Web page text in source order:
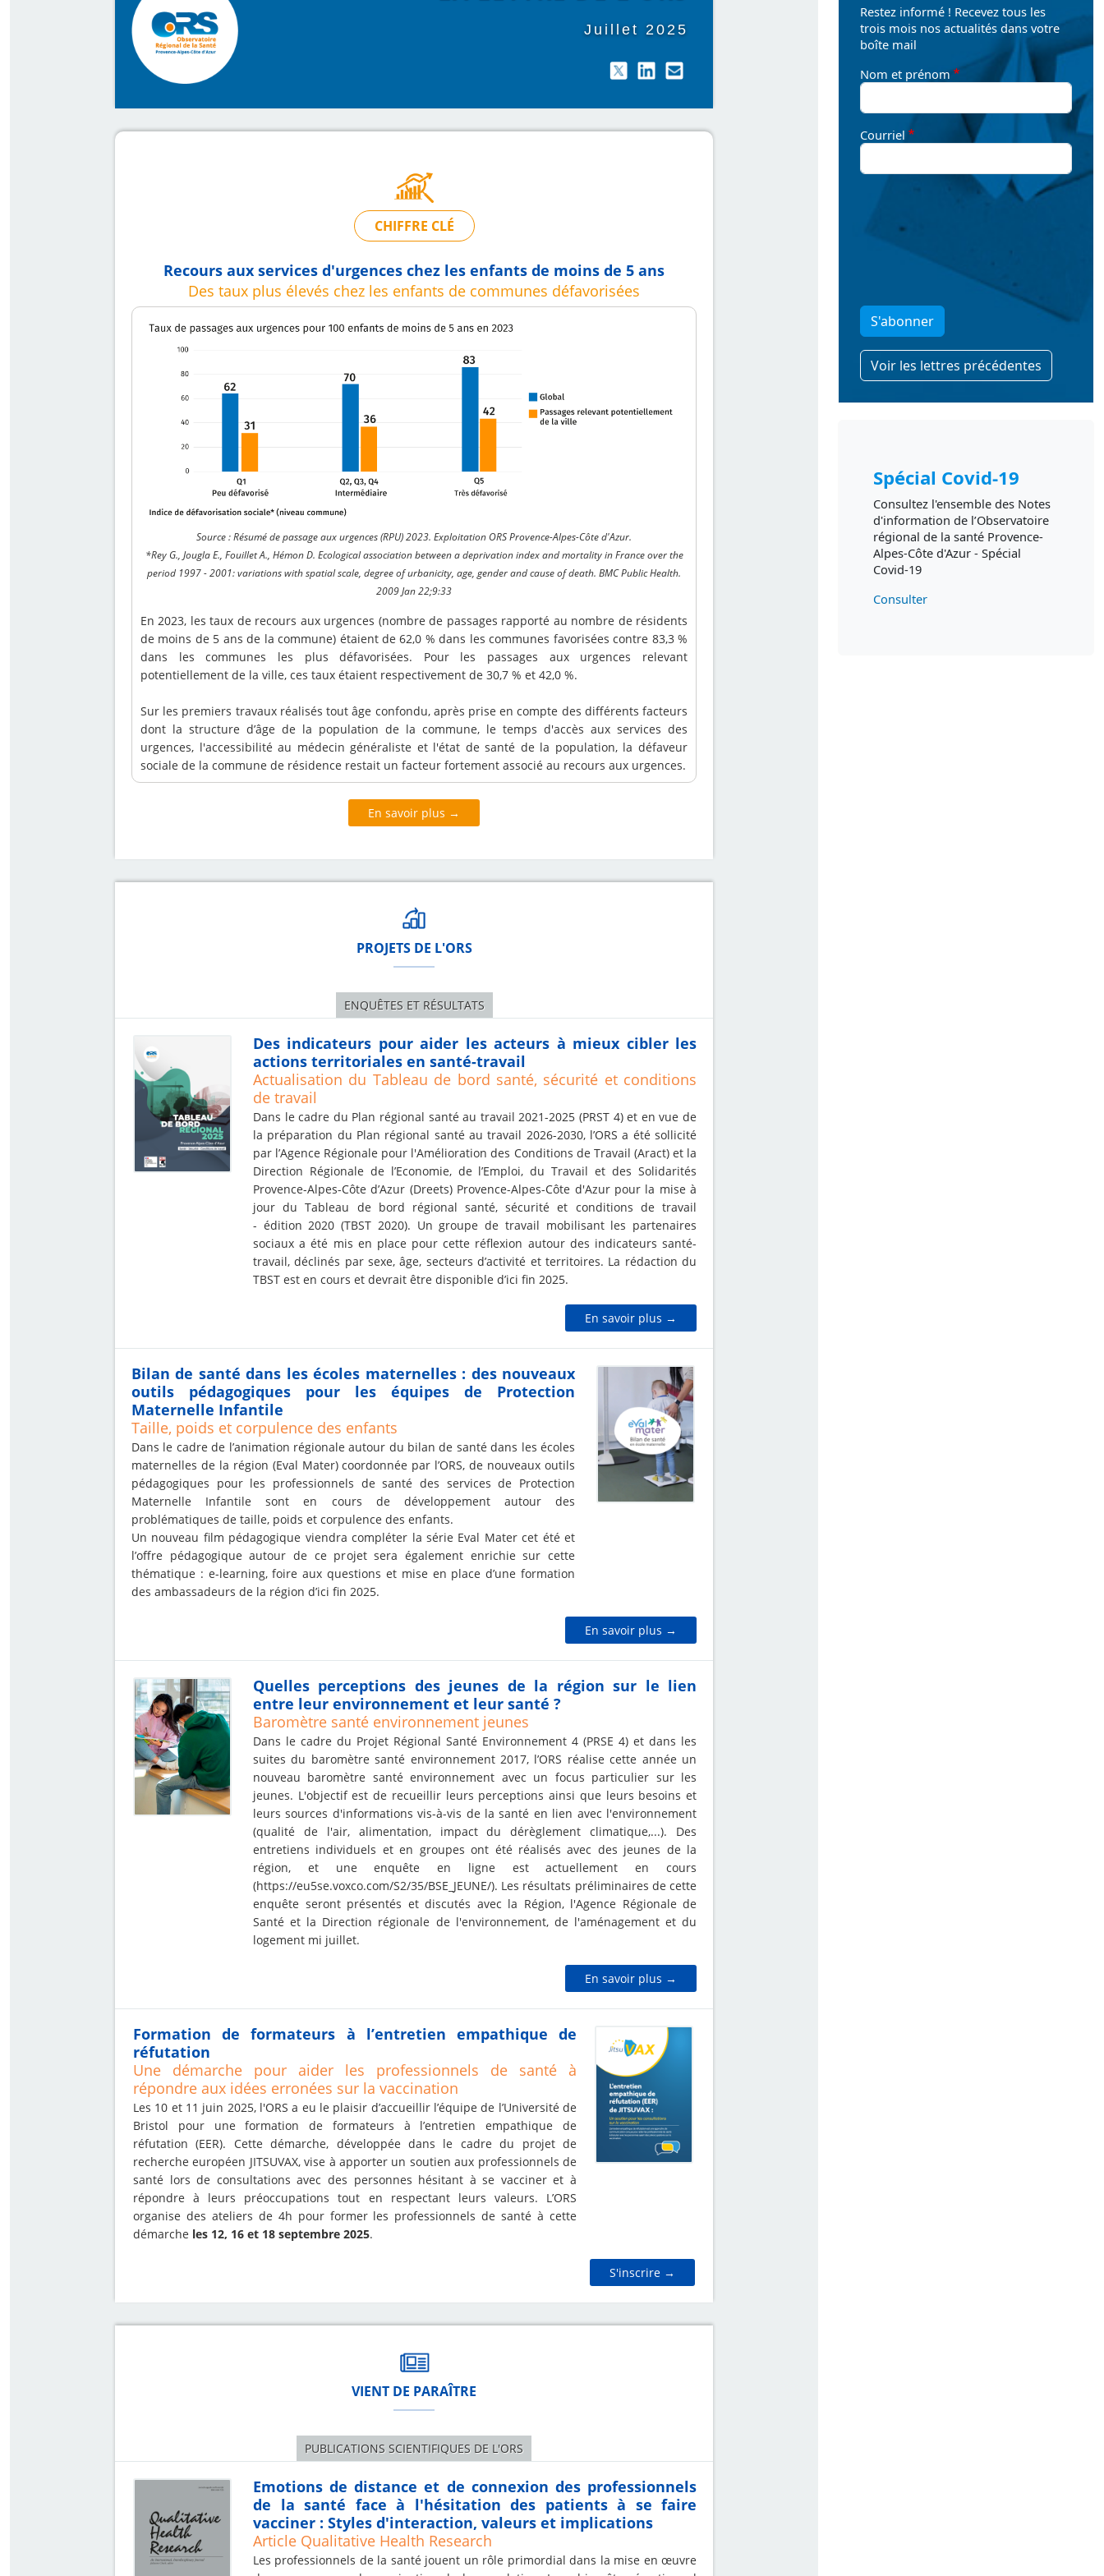
Juillet 2025
CHIFFRE CLÉ
Recours aux services d'urgences chez les enfants de moins de 5 ans
Des taux plus élevés chez les enfants de communes défavorisées
Source : Résumé de passage aux urgences (RPU) 2023. Exploitation ORS Provence-Alpes-Côte d'Azur.
*Rey G., Jougla E., Fouillet A., Hémon D. Ecological association between a deprivation index and mortality in France over the
period 1997 - 2001: variations with spatial scale, degree of urbanicity, age, gender and cause of death. BMC Public Health.
2009 Jan 22;9:33
En 2023, les taux de recours aux urgences (nombre de passages rapporté au nombre de résidents
de moins de 5 ans de la commune) étaient de 62,0 % dans les communes favorisées contre 83,3 %
dans les communes les plus défavorisées. Pour les passages aux urgences relevant
potentiellement de la ville, ces taux étaient respectivement de 30,7 % et 42,0 %.
Sur les premiers travaux réalisés tout âge confondu, après prise en compte des différents facteurs
dont la structure d’âge de la population de la commune, le temps d'accès aux services des
urgences, l'accessibilité au médecin généraliste et l'état de santé de la population, la défaveur
sociale de la commune de résidence restait un facteur fortement associé au recours aux urgences.
En savoir plus →
PROJETS DE L'ORS
ENQUÊTES ET RÉSULTATS
Des indicateurs pour aider les acteurs à mieux cibler les
actions territoriales en santé-travail
Actualisation du Tableau de bord santé, sécurité et conditions
de travail
Dans le cadre du Plan régional santé au travail 2021-2025 (PRST 4) et en vue de
la préparation du Plan régional santé au travail 2026-2030, l’ORS a été sollicité
par l’Agence Régionale pour l'Amélioration des Conditions de Travail (Aract) et la
Direction Régionale de l’Economie, de l’Emploi, du Travail et des Solidarités
Provence-Alpes-Côte d’Azur (Dreets) Provence-Alpes-Côte d'Azur pour la mise à
jour du Tableau de bord régional santé, sécurité et conditions de travail
- édition 2020 (TBST 2020). Un groupe de travail mobilisant les partenaires
sociaux a été mis en place pour cette réflexion autour des indicateurs santé-
travail, déclinés par sexe, âge, secteurs d’activité et territoires. La rédaction du
TBST est en cours et devrait être disponible d’ici fin 2025.
En savoir plus →
Bilan de santé dans les écoles maternelles : des nouveaux
outils pédagogiques pour les équipes de Protection
Maternelle Infantile
Taille, poids et corpulence des enfants
Dans le cadre de l’animation régionale autour du bilan de santé dans les écoles
maternelles de la région (Eval Mater) coordonnée par l’ORS, de nouveaux outils
pédagogiques pour les professionnels de santé des services de Protection
Maternelle Infantile sont en cours de développement autour des
problématiques de taille, poids et corpulence des enfants.
Un nouveau film pédagogique viendra compléter la série Eval Mater cet été et
l’offre pédagogique autour de ce projet sera également enrichie sur cette
thématique : e-learning, foire aux questions et mise en place d’une formation
des ambassadeurs de la région d’ici fin 2025.
En savoir plus →
Quelles perceptions des jeunes de la région sur le lien
entre leur environnement et leur santé ?
Baromètre santé environnement jeunes
Dans le cadre du Projet Régional Santé Environnement 4 (PRSE 4) et dans les
suites du baromètre santé environnement 2017, l’ORS réalise cette année un
nouveau baromètre santé environnement avec un focus particulier sur les
jeunes. L'objectif est de recueillir leurs perceptions ainsi que leurs besoins et
leurs sources d'informations vis-à-vis de la santé en lien avec l'environnement
(qualité de l'air, alimentation, impact du dérèglement climatique,...). Des
entretiens individuels et en groupes ont été réalisés avec des jeunes de la
région, et une enquête en ligne est actuellement en cours
(https://eu5se.voxco.com/S2/35/BSE_JEUNE/). Les résultats préliminaires de cette
enquête seront présentés et discutés avec la Région, l'Agence Régionale de
Santé et la Direction régionale de l'environnement, de l'aménagement et du
logement mi juillet.
En savoir plus →
Formation de formateurs à l’entretien empathique de
réfutation
Une démarche pour aider les professionnels de santé à
répondre aux idées erronées sur la vaccination
Les 10 et 11 juin 2025, l'ORS a eu le plaisir d’accueillir l’équipe de l’Université de
Bristol pour uneformation de formateurs à l’entretien empathique de
réfutation (EER). Cette démarche, développée dans le cadre du projet de
recherche européen JITSUVAX, vise à apporter un soutien aux professionnels de
santé lors de consultations avec des personnes hésitant à se vacciner et à
répondre à leurs préoccupations tout en respectant leurs valeurs. L’ORS
organise des ateliers de 4h pour former les professionnels de santé à cette
démarche les 12, 16 et 18 septembre 2025.
S'inscrire →
VIENT DE PARAÎTRE
PUBLICATIONS SCIENTIFIQUES DE L'ORS
Emotions de distance et de connexion des professionnels
de la santé face à l'hésitation des patients à se faire
vacciner : Styles d'interaction, valeurs et implications
Article Qualitative Health Research
Les professionnels de la santé jouent un rôle primordial dans la mise en œuvre
Restez informé ! Recevez tous les
trois mois nos actualités dans votre
boîte mail
Nom et prénom
Courriel
S'abonner
Voir les lettres précédentes
Spécial Covid-19
Consultez l'ensemble des Notes
d'information de l’Observatoire
régional de la santé Provence-
Alpes-Côte d'Azur - Spécial
Covid-19
Consulter